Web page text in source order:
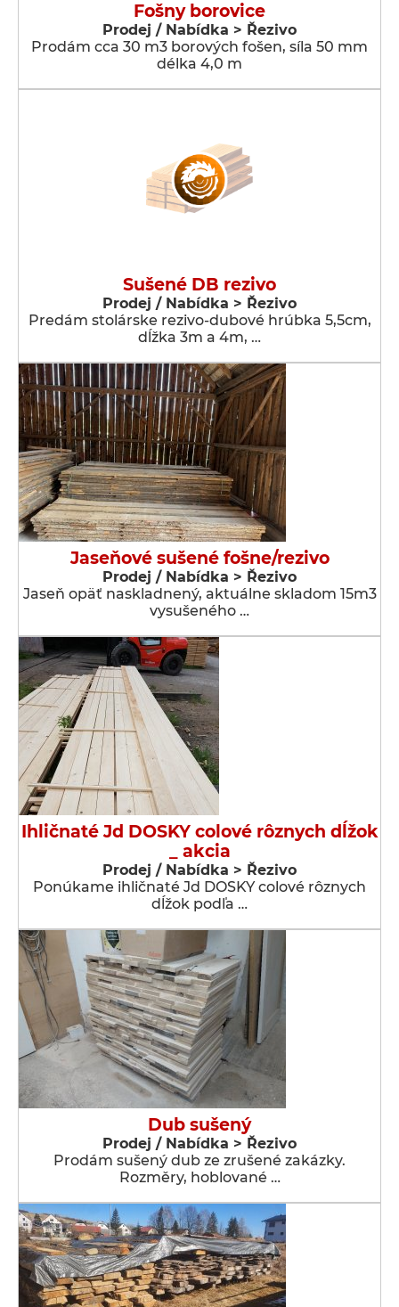
Fošny borovice
Prodej / Nabídka > Řezivo
Prodám cca 30 m3 borových fošen, síla 50 mm
délka 4,0 m
Sušené DB rezivo
Prodej / Nabídka > Řezivo
Predám stolárske rezivo-dubové hrúbka 5,5cm,
dĺžka 3m a 4m, …
Jaseňové sušené fošne/rezivo
Prodej / Nabídka > Řezivo
Jaseň opäť naskladnený, aktuálne skladom 15m3
vysušeného …
Ihličnaté Jd DOSKY colové rôznych dĺžok
_ akcia
Prodej / Nabídka > Řezivo
Ponúkame ihličnaté Jd DOSKY colové rôznych
dĺžok podľa …
Dub sušený
Prodej / Nabídka > Řezivo
Prodám sušený dub ze zrušené zakázky.
Rozměry, hoblované …